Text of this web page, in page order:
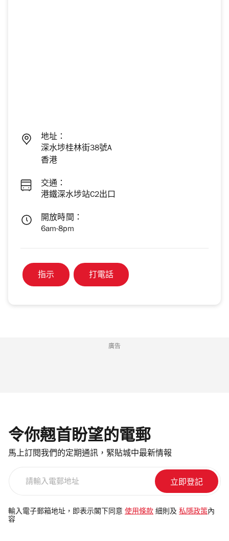
地址：
深水埗桂林街38號A
香港
交通：
港鐵深水埗站C2出口
開放時間：
6am-8pm
指示 打電話
廣告
令你翹首盼望的電郵
馬上訂閱我們的定期通訊，緊貼城中最新情報
電
郵
輸入電子郵箱地址，即表示閣下同意 使用條款 細則及 私隱政策 內
容